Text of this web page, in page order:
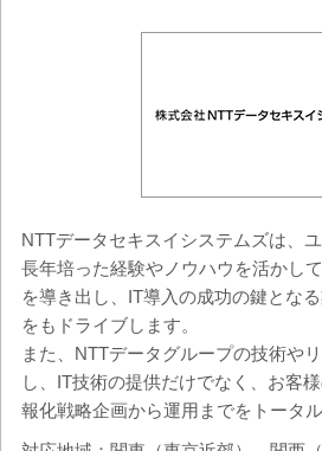
NTTデータセキスイシステムズは、
長年培った経験やノウハウを活かし
を導き出し、IT導入の成功の鍵とな
をもドライブします。
また、NTTデータグループの技術や
し、IT技術の提供だけでなく、お客
報化戦略企画から運用までをトータ